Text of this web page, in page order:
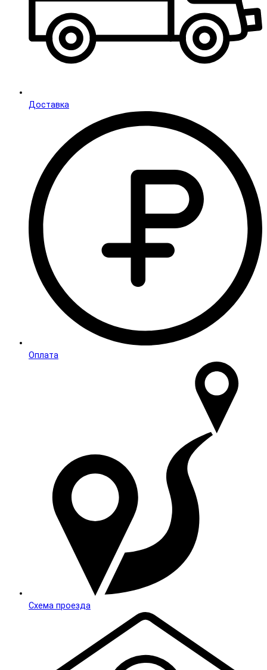
Доставка
Оплата
Схема проезда